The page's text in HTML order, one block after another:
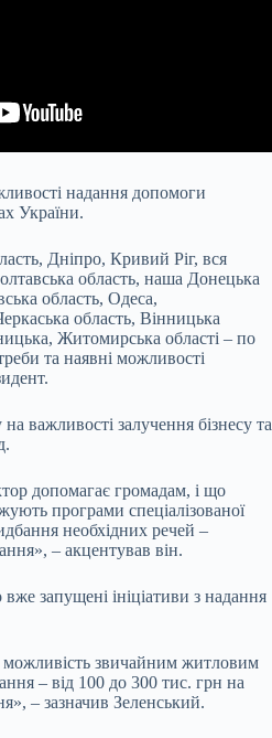
надання допомоги
України.
Дніпро, Кривий Ріг, вся
область, наша Донецька
область, Одеса,
область, Вінницька
Житомирська області – по
та наявні можливості
важливості залучення бізнесу та
допомагає громадам, і що
програми спеціалізованої
необхідних речей –
– акцентував він.
запущені ініціативи з надання
можливість звичайним житловим
– від 100 до 300 тис. грн на
– зазначив Зеленський.